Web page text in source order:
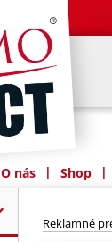
O nás | Shop |
Reklamné